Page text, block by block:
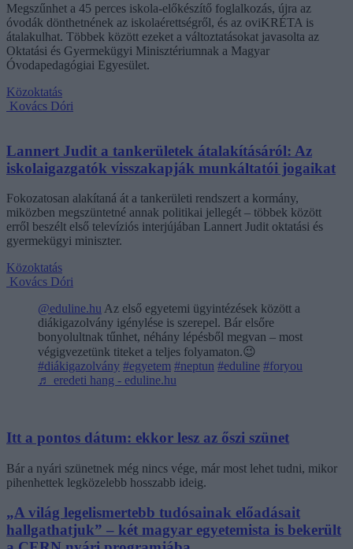
Megszűnhet a 45 perces iskola-előkészítő foglalkozás, újra az
óvodák dönthetnének az iskolaérettségről, és az oviKRÉTA is
átalakulhat. Többek között ezeket a változtatásokat javasolta az
Oktatási és Gyermekügyi Minisztériumnak a Magyar
Óvodapedagógiai Egyesület.
Közoktatás
Kovács Dóri
Lannert Judit a tankerületek átalakításáról: Az
iskolaigazgatók visszakapják munkáltatói jogaikat
Fokozatosan alakítaná át a tankerületi rendszert a kormány,
miközben megszüntetné annak politikai jellegét – többek között
erről beszélt első televíziós interjújában Lannert Judit oktatási és
gyermekügyi miniszter.
Közoktatás
Kovács Dóri
@eduline.hu Az első egyetemi ügyintézések között a
diákigazolvány igénylése is szerepel. Bár elsőre
bonyolultnak tűnhet, néhány lépésből megvan – most
végigvezetünk titeket a teljes folyamaton.😉
#diákigazolvány #egyetem #neptun #eduline #foryou
♬ eredeti hang - eduline.hu
Itt a pontos dátum: ekkor lesz az őszi szünet
Bár a nyári szünetnek még nincs vége, már most lehet tudni, mikor
pihenhettek legközelebb hosszabb ideig.
„A világ legelismertebb tudósainak előadásait
hallgathatjuk” – két magyar egyetemista is bekerült